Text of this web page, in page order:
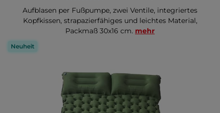
Aufblasen per Fußpumpe, zwei Ventile, integriertes
Kopfkissen, strapazierfähiges und leichtes Material,
Packmaß 30x16 cm. mehr
Neuheit